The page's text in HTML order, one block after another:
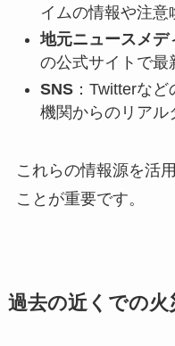
イムの情報や注意
地元ニュースメデ
の公式サイトで最
SNS：Twitterなど
機関からのリアル
これらの情報源を活
ことが重要です。
過去の近くでの火